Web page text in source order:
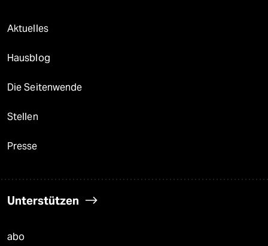
Aktuelles
Hausblog
Die Seitenwende
Stellen
Presse
Unterstützen
abo